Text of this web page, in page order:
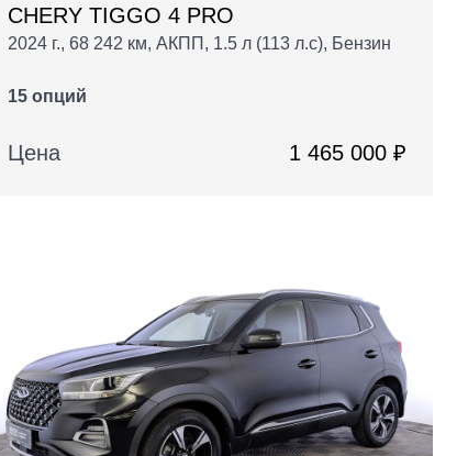
CHERY TIGGO 4 PRO
2024 г., 68 242 км, АКПП, 1.5 л (113 л.с), Бензин
15 опций
Цена 1 465 000 ₽